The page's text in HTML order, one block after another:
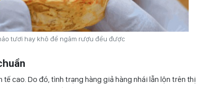
tươi hay khô để ngâm rượu đều được
cao. Do đó, tình trạng hàng giả hàng nhái lẫn lộn trên thị